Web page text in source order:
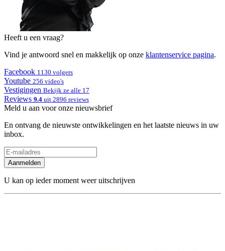
Heeft u een vraag?
Vind je antwoord snel en makkelijk op onze klantenservice pagina.
Facebook 1130 volgers
Youtube 256 video's
Vestigingen Bekijk ze alle 17
Reviews 9.4 uit 2896 reviews
Meld u aan voor onze nieuwsbrief
En ontvang de nieuwste ontwikkelingen en het laatste nieuws in uw
inbox.
Aanmelden
U kan op ieder moment weer uitschrijven